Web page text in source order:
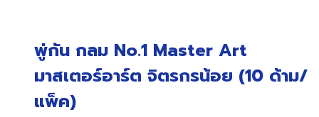
พู่กัน กลม No.1 Master Art
มาสเตอร์อาร์ต จิตรกรน้อย (10 ด้าม/
แพ็ค)